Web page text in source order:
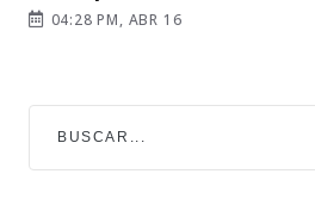
04:28 PM, ABR 16